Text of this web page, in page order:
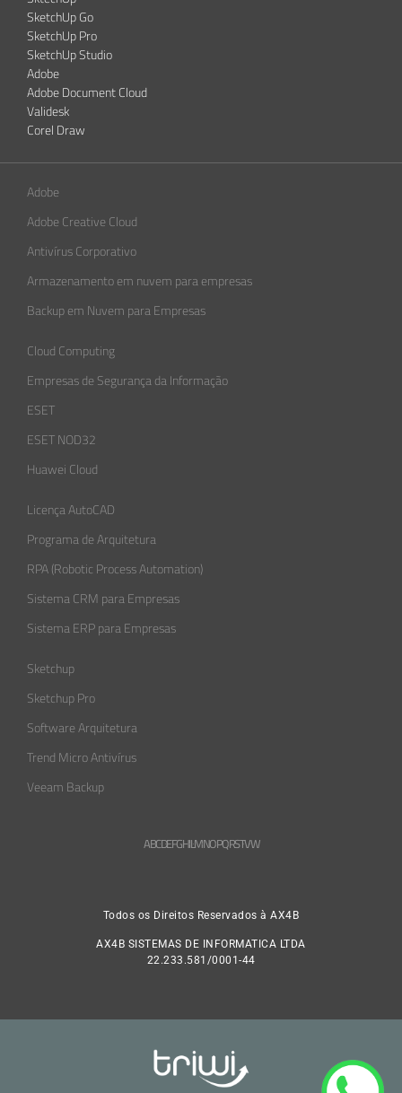
SketchUp Go
SketchUp Pro
SketchUp Studio
Adobe
Adobe Document Cloud
Validesk
Corel Draw
Adobe
Adobe Creative Cloud
Antivírus Corporativo
Armazenamento em nuvem para empresas
Backup em Nuvem para Empresas
Cloud Computing
Empresas de Segurança da Informação​
ESET
ESET NOD32
Huawei Cloud
Licença AutoCAD
Programa de Arquitetura
RPA (Robotic Process Automation)
Sistema CRM para Empresas
Sistema ERP para Empresas
Sketchup
Sketchup Pro
Software Arquitetura
Trend Micro Antivírus
Veeam Backup
ABCDEFGHLMNOPQRSTVW
Todos os Direitos Reservados à AX4B
AX4B SISTEMAS DE INFORMATICA LTDA
22.233.581/0001-44